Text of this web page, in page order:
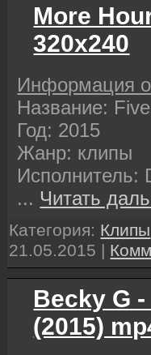
More
320х240
Информация
Название:
Год: 2015
Жанр: клипы
Исполнитель:
... Читать
Категория: Клипы
21.05.2015 |
Becky G
(2015)